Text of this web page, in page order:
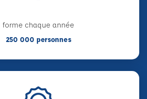
forme chaque année
250 000 personnes